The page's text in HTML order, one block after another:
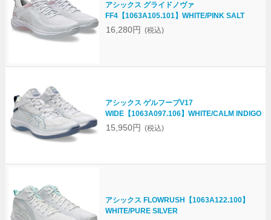
アシックス グライドノヴァ
FF4【1063A105.101】WHITE/PINK SALT
16,280円 (税込)
アシックス ゲルフープV17
WIDE【1063A097.106】WHITE/CALM INDIGO
15,950円 (税込)
アシックス FLOWRUSH【1063A122.100】
WHITE/PURE SILVER